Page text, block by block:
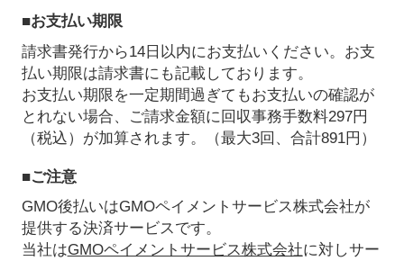
■お支払い期限
請求書発行から14日以内にお支払いください。お支
払い期限は請求書にも記載しております。
お支払い期限を一定期間過ぎてもお支払いの確認が
とれない場合、ご請求金額に回収事務手数料297円
（税込）が加算されます。（最大3回、合計891円）
■ご注意
GMO後払いはGMOペイメントサービス株式会社が
提供する決済サービスです。
当社はGMOペイメントサービス株式会社に対しサー